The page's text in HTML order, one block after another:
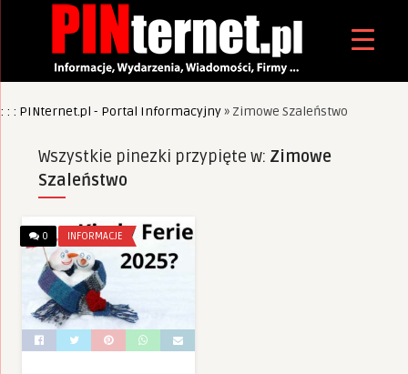
: : : PINternet.pl - Portal Informacyjny» Zimowe Szaleństwo
Wszystkie pinezki przypięte w: Zimowe
Szaleństwo
0 INFORMACJE